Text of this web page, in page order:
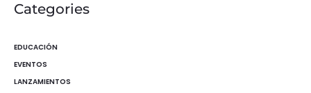
Categories
EDUCACIÓN
EVENTOS
LANZAMIENTOS